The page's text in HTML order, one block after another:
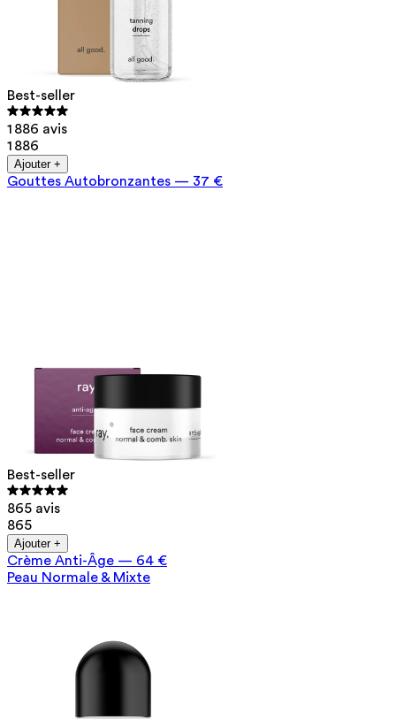
Best-seller
1 886 avis
1 886
Ajouter +
Gouttes Autobronzantes — 37 €
Best-seller
865 avis
865
Ajouter +
Crème Anti-Âge — 64 €
Peau Normale & Mixte